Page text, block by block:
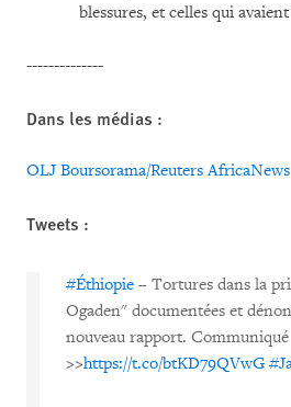
blessures, et celles qui
--------------
Dans les médias :
OLJ Boursorama/Reuters AfricaNews
Tweets :
#Éthiopie – Tortures dans la
Ogaden" documentées et
nouveau rapport. Communiqué
>>https://t.co/btKD79QVwG